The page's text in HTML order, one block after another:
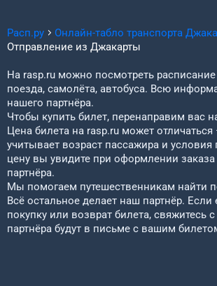
Расп.ру Онлайн-табло транспорта
Отправление из Джакарты
На rasp.ru можно посмотреть расписание
поезда, самолёта, автобуса. Всю
нашего партнёра.
Чтобы купить билет, перенаправим вас
Цена билета на rasp.ru может
учитывает возраст пассажира и
цену вы увидите при оформлении заказа
партнёра.
Мы помогаем путешественникам найти
Всё остальное делает наш партнёр.
покупку или возврат билета, свяжитесь
партнёра будут в письме с вашим